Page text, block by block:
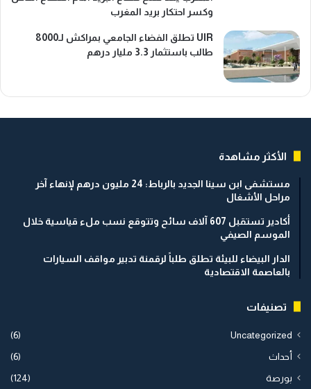
وكسر احتكار بريد المغرب
UIR تطلق الفضاء الجامعي بمراكش لـ8000
طالب باستثمار 3.3 مليار درهم
الأكثر مشاهدة
مستشفى ابن سينا الجديد بالرباط: 24 مليون درهم لإنهاء آخر
مراحل الأشغال
أكادير تستقبل 607 آلاف سائح وتتوقع نسب ملء قياسية خلال
الموسم الصيفي
الدار البيضاء للبيئة تطلق طلباً لرقمنة تدبير مواقف السيارات
بالعاصمة الاقتصادية
تصنيفات
Uncategorized
(6)
أحداث (6)
بورصة (124)